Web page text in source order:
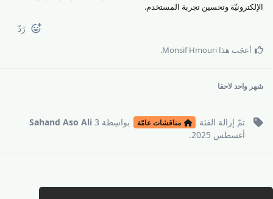
الإلكترونيّة وتحسين تجربة المستخدم.
رَدّ
أعجَب هذا Monsif Hmouri
.
شهر واحد لاحقا
تمّ إزالة الفئة مناقشات عامّة بواسِطة Sahand Aso Ali 3
أغسطس 2025
.